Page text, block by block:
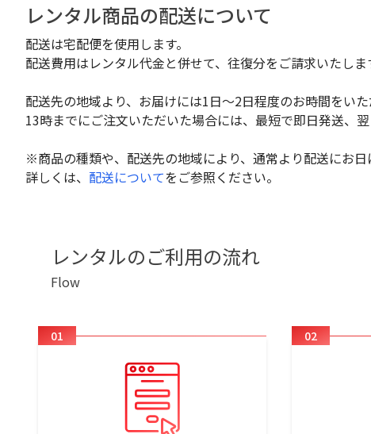
レンタル商品の配送について
配送は宅配便を使用します。
配送費用はレンタル代金と併せて、往復分をご請求いたしま
配送先の地域より、お届けには1日～2日程度のお時間をいた
13時までにご注文いただいた場合には、最短で即日発送、翌
※商品の種類や、配送先の地域により、通常より配送にお日
詳しくは、 配送についてをご参照ください。
レンタルのご利用の流れ
Flow
01 02